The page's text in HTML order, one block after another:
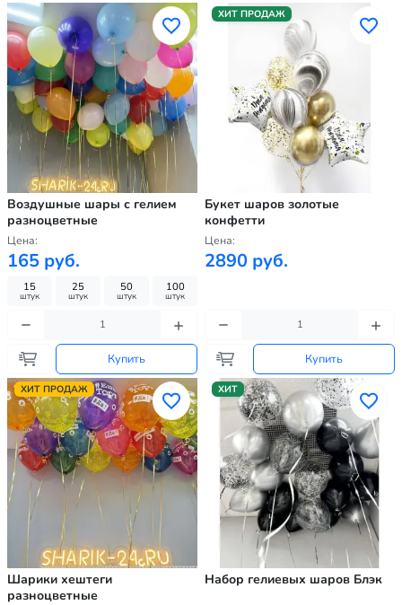
Воздушные шары с гелием
разноцветные
Цена:
165 руб.
15
штук
25
штук
50
штук
100
штук
Купить
ХИТ ПРОДАЖ
Букет шаров золотые
конфетти
Цена:
2890 руб.
Купить
ХИТ ПРОДАЖ
Шарики хештеги
разноцветные
ХИТ
Набор гелиевых шаров Блэк